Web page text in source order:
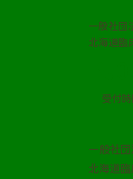
一般社団
北海道臨
受付
一般社
北海道